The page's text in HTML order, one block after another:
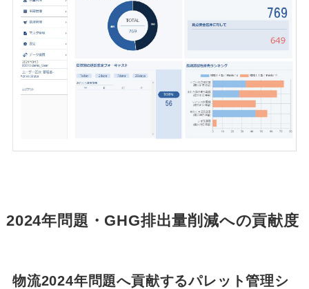
2024年問題・GHG排出量削減への貢献度
物流2024年問題へ貢献するパレット管理シ